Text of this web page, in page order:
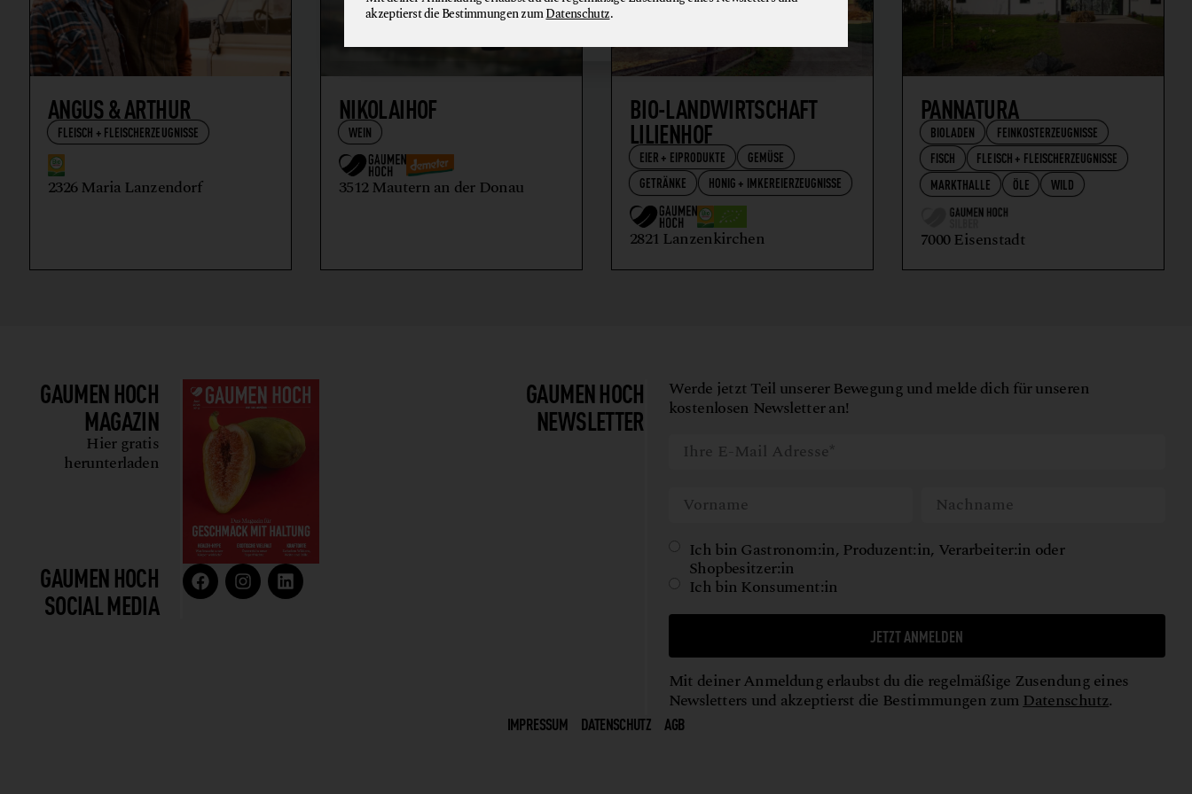
ANGUS & ARTHUR
FLEISCH + FLEISCHERZEUGNISSE
2326 Maria Lanzendorf
NIKOLAIHOF
WEIN
3512 Mautern an der Donau
BIO-LANDWIRTSCHAFT
LILIENHOF
EIER + EIPRODUKTE
GEMÜSE
GETRÄNKE
HONIG + IMKEREIERZEUGNISSE
2821 Lanzenkirchen
PANNATURA
BIOLADEN
FEINKOSTERZEUGNISSE
FISCH
FLEISCH + FLEISCHERZEUGNISSE
MARKTHALLE
ÖLE WILD
7000 Eisenstadt
GAUMEN HOCH
MAGAZIN
Hier gratis
herunterladen
GAUMEN HOCH
SOCIAL MEDIA
GAUMEN HOCH
NEWSLETTER
Werde jetzt Teil unserer Bewegung und melde dich für unseren
kostenlosen Newsletter an!
Ich bin Gastronom:in, Produzent:in, Verarbeiter:in oder
Shopbesitzer:in
Ich bin Konsument:in
JETZT ANMELDEN
Mit deiner Anmeldung erlaubst du die regelmäßige Zusendung eines
Newsletters und akzeptierst die Bestimmungen zumDatenschutz.
IMPRESSUM DATENSCHUTZ AGB
akzeptierst die Bestimmungen zumDatenschutz.